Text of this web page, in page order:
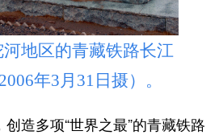
地区的青藏铁路长江
年3月31日摄）。
造多项“世界之最”的青藏铁路